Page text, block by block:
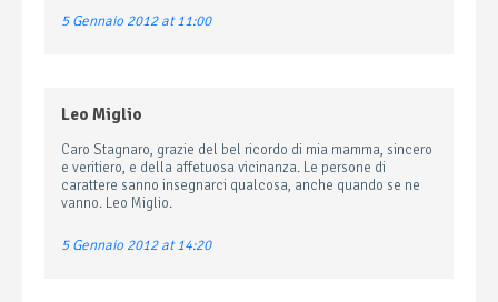
5 Gennaio 2012 at 11:00
Leo Miglio
Caro Stagnaro, grazie del bel ricordo di mia mamma, sincero
e veritiero, e della affetuosa vicinanza. Le persone di
carattere sanno insegnarci qualcosa, anche quando se ne
vanno. Leo Miglio.
5 Gennaio 2012 at 14:20